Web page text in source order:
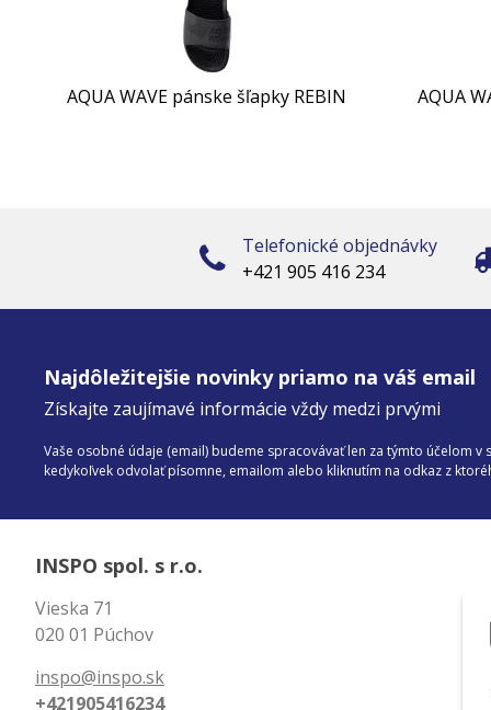
AQUA WAVE pánske šľapky REBIN AQUA
Telefonické objednávky
+421 905 416 234
Najdôležitejšie novinky priamo na váš email
Získajte zaujímavé informácie vždy medzi prvými
Vaše osobné údaje (email) budeme spracovávať len za týmto účelom
kedykoľvek odvolať písomne, emailom alebo kliknutím na odkaz z
INSPO spol. s r.o.
Vieska 71
020 01 Púchov
inspo@inspo.sk
+421905416234